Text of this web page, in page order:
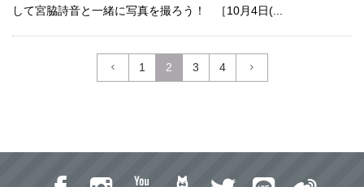
して宮脇詩音と一緒に写真を撮ろう！ ［10月4日(...
1 2 3 4